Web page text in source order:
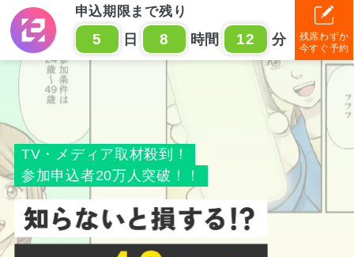
申込期限まで残り
5 日 8 時間 12 分
残席わずか
今すぐ予約
TV・メディア取材殺到！
参加申込者20万人突破！！